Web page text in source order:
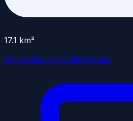
17.1 km²
CA de Saint-Dié-des-Vosges